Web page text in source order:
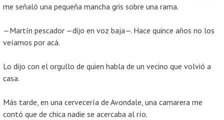
me señaló una pequeña mancha gris sobre una rama.
—Martín pescador —dijo en voz baja—. Hace quince años no los
veíamos por acá.
Lo dijo con el orgullo de quien habla de un vecino que volvió a
casa.
Más tarde, en una cervecería de Avondale, una camarera me
contó que de chica nadie se acercaba al río.